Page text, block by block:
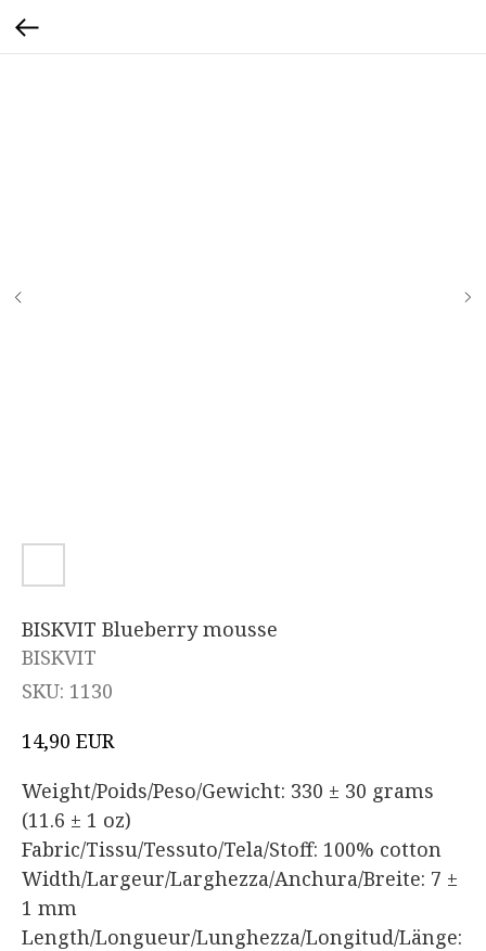
BISKVIT Blueberry mousse
BISKVIT
SKU: 1130
14,90 EUR
Weight/Poids/Peso/Gewicht: 330 ± 30 grams
(11.6 ± 1 oz)
Fabric/Tissu/Tessuto/Tela/Stoff: 100% cotton
Width/Largeur/Larghezza/Anchura/Breite: 7 ±
1 mm
Length/Longueur/Lunghezza/Longitud/Länge: